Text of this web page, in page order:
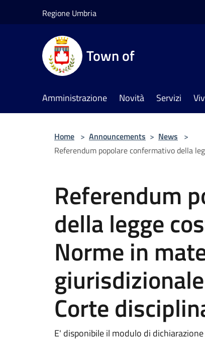
Regione Umbria
Town of
Amministrazione Novità Servizi
Home > Announcements > News >
Referendum popolare confermativo della
Referendum
della legge
Norme in
Corte
E' disponibile il modulo di